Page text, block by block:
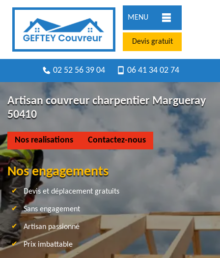
MENU
Devis gratuit
02 52 56 39 04 06 41 34 02 74
Artisan couvreur charpentier Margueray
50410
Nos realisations Contactez-nous
Nos engagements
Devis et déplacement gratuits
Sans engagement
Artisan passionné
Prix imbattable